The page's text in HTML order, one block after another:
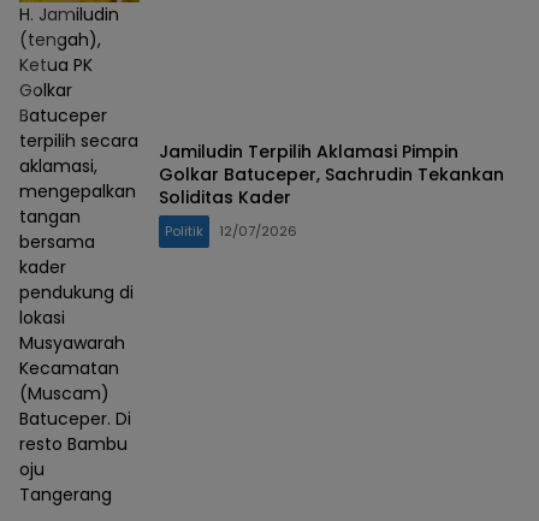
H. Jamiludin
(tengah),
Ketua PK
Golkar
Batuceper
terpilih secara
aklamasi,
mengepalkan
tangan
bersama
kader
pendukung di
lokasi
Musyawarah
Kecamatan
(Muscam)
Batuceper. Di
resto Bambu
oju
Tangerang
Jamiludin Terpilih Aklamasi Pimpin
Golkar Batuceper, Sachrudin Tekankan
Soliditas Kader
Politik 12/07/2026